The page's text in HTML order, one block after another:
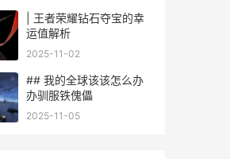
| 王者荣耀钻石夺宝的幸
运值解析
2025-11-02
## 我的全球该该怎么办
办驯服铁傀儡
2025-11-05